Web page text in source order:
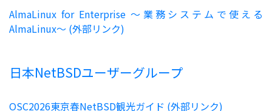
AlmaLinux for Enterprise 〜業務システムで使える
AlmaLinux〜 (外部リンク)
日本NetBSDユーザーグループ
OSC2026東京春NetBSD観光ガイド (外部リンク)